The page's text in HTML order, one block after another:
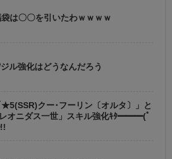
袋は〇〇を引いたわｗｗｗｗ
ジル強化はどうなんだろう
★5(SSR)クー･フーリン〔オルタ〕」と
オニダス一世」スキル強化ｷﾀ━━━(ﾟ